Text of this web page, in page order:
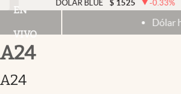
Infotechnology
DÓLAR BLUE $ 1525 -0.33%
EN
VIVO
Dólar hoy y dólar
A24
A24